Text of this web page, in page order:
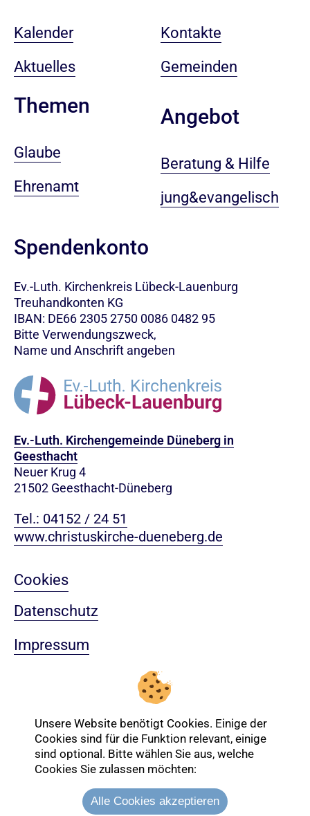
Kalender
Aktuelles
Themen
Glaube
Ehrenamt
Kontakte
Gemeinden
Angebot
Beratung & Hilfe
jung&evangelisch
Spendenkonto
Ev.-Luth. Kirchenkreis Lübeck-Lauenburg
Treuhandkonten KG
IBAN: DE66 2305 2750 0086 0482 95
Bitte Verwendungszweck,
Name und Anschrift angeben
Ev.-Luth. Kirchengemeinde Düneberg in
Geesthacht
Neuer Krug 4
21502 Geesthacht-Düneberg
Tel.: 04152 / 24 51
www.christuskirche-dueneberg.de
Cookies
Datenschutz
Impressum
Nach oben
Login-Bereich
Unsere Website benötigt Cookies. Einige der
Cookies sind für die Funktion relevant, einige
sind optional. Bitte wählen Sie aus, welche
Cookies Sie zulassen möchten:
Alle Cookies akzeptieren